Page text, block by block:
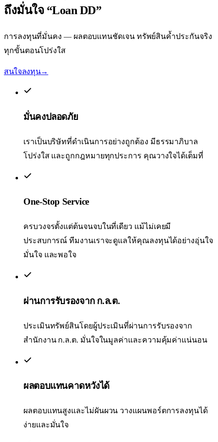
ถึงมั่นใจ “Loan DD”
การลงทุนที่มั่นคง — ผลตอบแทนชัดเจน ทรัพย์สินค้ำประกันจริง
ทุกขั้นตอนโปร่งใส
สนใจลงทุน→
มั่นคงปลอดภัย
เราเป็นบริษัทที่ดำเนินการอย่างถูกต้อง มีธรรมาภิบาล
โปร่งใส และถูกกฎหมายทุกประการ คุณวางใจได้เต็มที่
One-Stop Service
ครบวงจรตั้งแต่ต้นจนจบในที่เดียว แม้ไม่เคยมี
ประสบการณ์ ทีมงานเราจะดูแลให้คุณลงทุนได้อย่างอุ่นใจ
มั่นใจ และพอใจ
ผ่านการรับรองจาก ก.ล.ต.
ประเมินทรัพย์สินโดยผู้ประเมินที่ผ่านการรับรองจาก
สำนักงาน ก.ล.ต. มั่นใจในมูลค่าและความคุ้มค่าแน่นอน
ผลตอบแทนคาดหวังได้
ผลตอบแทนสูงและไม่ผันผวน วางแผนพอร์ตการลงทุนได้
ง่ายและมั่นใจ